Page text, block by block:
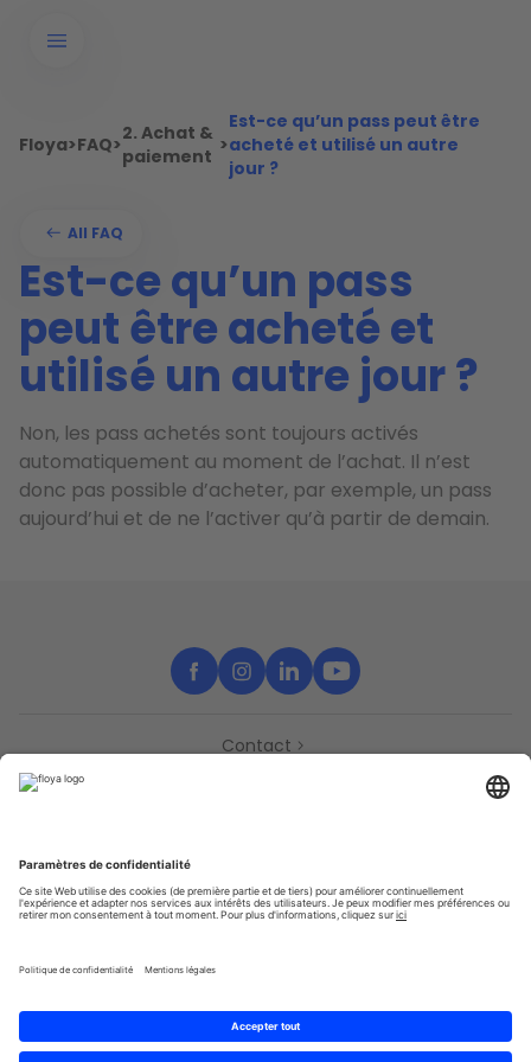
Floya>FAQ>2. Achat &
paiement >
Est-ce qu’un pass peut être
acheté et utilisé un autre
jour ?
All FAQ
Est-ce qu’un pass
peut être acheté et
utilisé un autre jour ?
Non, les pass achetés sont toujours activés
automatiquement au moment de l’achat. Il n’est
donc pas possible d’acheter, par exemple, un pass
aujourd’hui et de ne l’activer qu’à partir de demain.
Contact
Partenaires
Vie Privée Conditions générales